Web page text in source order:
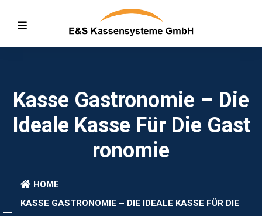
Kasse Gastronomie – Die
Ideale Kasse Für Die Gast
Ronomie
HOME
KASSE GASTRONOMIE – DIE IDEALE KASSE FÜR DIE